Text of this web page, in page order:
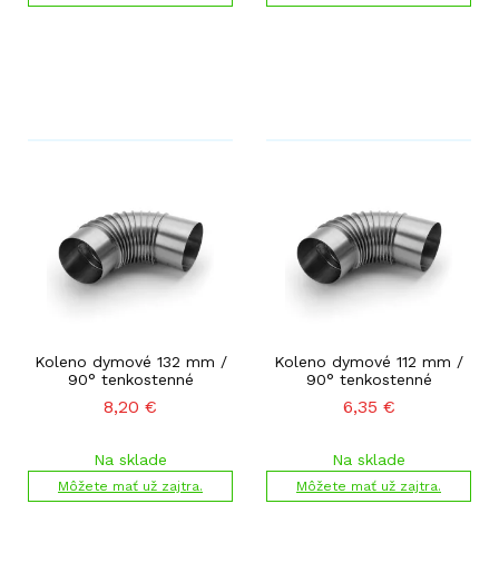
Koleno dymové 132 mm /
90° tenkostenné
8,20 €
Na sklade
Môžete mať už zajtra.
Koleno dymové 112 mm /
90° tenkostenné
6,35 €
Na sklade
Môžete mať už zajtra.